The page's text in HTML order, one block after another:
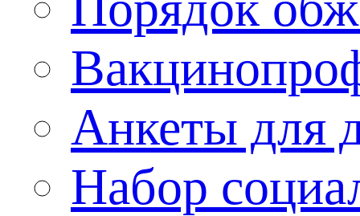
Анкеты для
Набор